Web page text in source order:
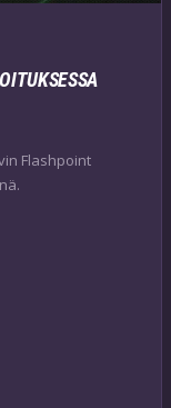
Flashpoint